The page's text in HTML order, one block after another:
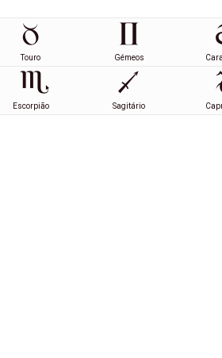
Touro Gémeos
Escorpião Sagitário